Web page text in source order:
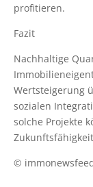
profitieren.
Fazit
Nachhaltige
Wertsteigerung
sozialen
solche Projekte
©